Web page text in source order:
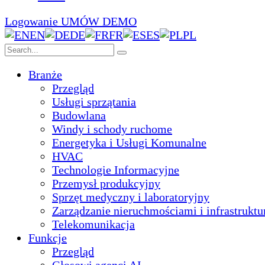
Logowanie UMÓW DEMO
EN
DE FR ES PL
Branże
Przegląd
Usługi sprzątania
Budowlana
Windy i schody ruchome
Energetyka i Usługi Komunalne
HVAC
Technologie Informacyjne
Przemysł produkcyjny
Sprzęt medyczny i laboratoryjny
Zarządzanie nieruchmościami i
Telekomunikacja
Funkcje
Przegląd